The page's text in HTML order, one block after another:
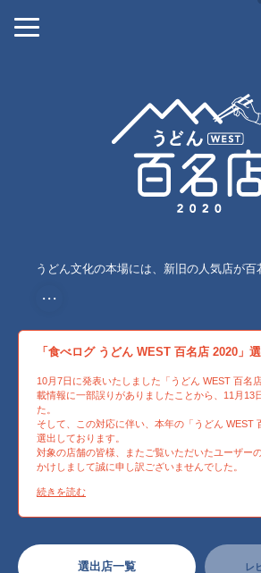
うどん文化の本場には、新旧の人気店が百
・・・
「食べログ うどん WEST 百名店 2020」
10月7日に発表いたしました「うどん WEST 百名
載情報に一部誤りがありましたことから、11月13
た。
そして、この対応に伴い、本年の「うどん WEST
選出しております。
対象の店舗の皆様、またご覧いただいたユーザー
かけしまして誠に申し訳ございませんでした。
続きを読む
選出店一覧 レ